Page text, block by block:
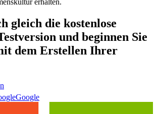
gleich die kostenlose
und beginnen Sie
dem Erstellen Ihrer
Google